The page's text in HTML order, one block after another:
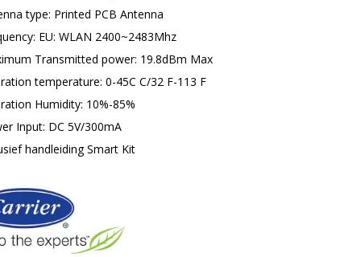
type: Printed PCB Antenna
EU: WLAN 2400~2483Mhz
Transmitted power: 19.8dBm Max
temperature: 0-45C C/32 F-113 F
Humidity: 10%-85%
Input: DC 5V/300mA
handleiding Smart Kit